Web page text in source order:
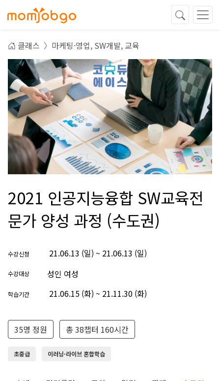
클래스 마케팅·영업, SW개발,교육
2021 인공지능융합 SW교육전
문가 양성 과정 (수도권)
수강신청 21.06.13 (일) ~ 21.06.13 (일)
수강대상 성인 여성
학습기간 21.06.15 (화) ~ 21.11.30 (화)
35명 정원 총 38챕터 160시간
초중급 이러닝·라이브 혼합학습